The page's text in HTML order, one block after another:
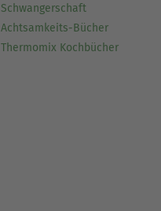
Schwangerschaft
Achtsamkeits-Bücher
Thermomix Kochbücher